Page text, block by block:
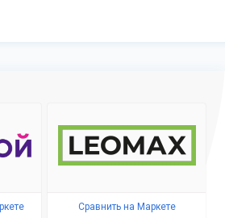
Сравнить на Маркете